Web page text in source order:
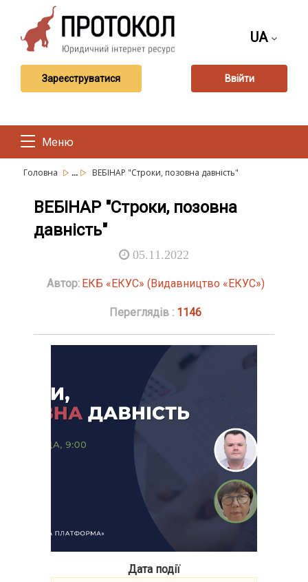
UA
Зареєструватися Ввійти
Меню
Головна ... ВЕБІНАР "Строки, позовна давність"
ВЕБІНАР "Строки, позовна
давність"
05.11.2022
Автор: ЕКБ «ЕКУС» (Видавництво «ЕКУС»)
Переглядів : 1146
Дата події